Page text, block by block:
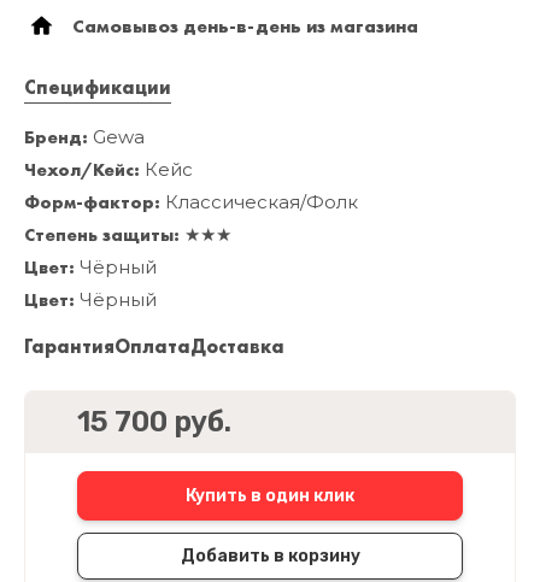
Самовывоз день-в-день из магазина
Спецификации
Бренд: Gewa
Чехол/Кейс: Кейс
Форм-фактор: Классическая/Фолк
Степень защиты: ★★★
Цвет: Чёрный
Цвет: Чёрный
ГарантияОплатаДоставка
15 700 руб.
Купить в один клик
Добавить в корзину